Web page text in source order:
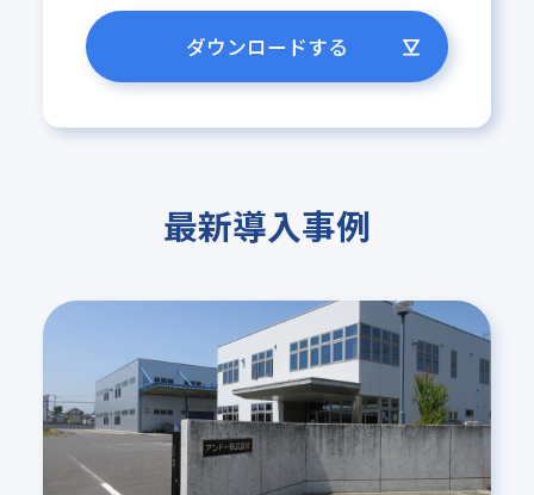
ダウンロードする
最新導入事例